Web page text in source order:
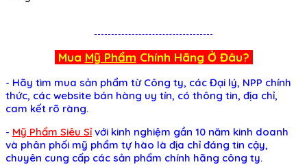
Mua Mỹ Phẩm Chính Hãng Ở Đâu?
- Hãy tìm mua sản phẩm từ Công ty, các Đại lý, NPP chính
thức, các website bán hàng uy tín, có thông tin, địa chỉ,
cam kết rõ ràng.
- Mỹ Phẩm Siêu Sỉ với kinh nghiệm gần 10 năm kinh doanh
và phân phối mỹ phẩm tự hào là địa chỉ đáng tin cậy,
chuyên cung cấp các sản phẩm chính hãng công ty.